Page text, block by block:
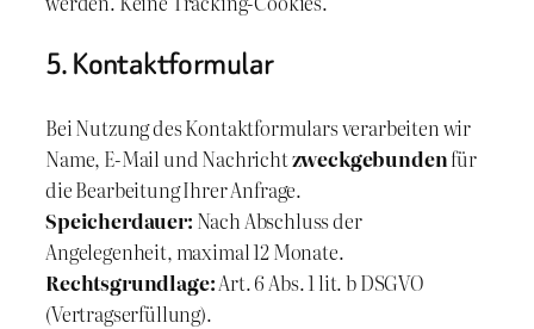
5. Kontaktformular
Bei Nutzung des Kontaktformulars verarbeiten wir
Name, E-Mail und Nachrichtzweckgebundenfür
die Bearbeitung Ihrer Anfrage.
Speicherdauer: Nach Abschluss der
Angelegenheit, maximal 12 Monate.
Rechtsgrundlage:Art. 6 Abs. 1 lit. b DSGVO
(Vertragserfüllung).